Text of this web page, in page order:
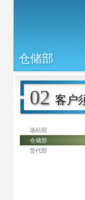
仓储部
02 客户
场站部
仓储部
货代部